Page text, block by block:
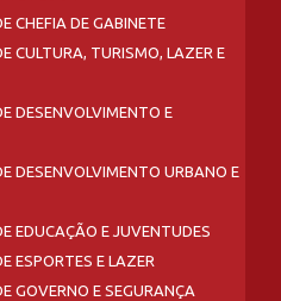
CHEFIA DE GABINETE
CULTURA, TURISMO, LAZER E
DESENVOLVIMENTO E
DESENVOLVIMENTO URBANO E
EDUCAÇÃO E JUVENTUDES
ESPORTES E LAZER
GOVERNO E SEGURANÇA